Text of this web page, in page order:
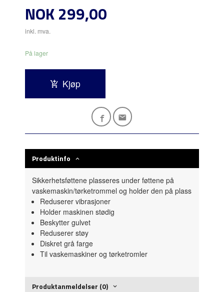
Pris
NOK299,00
inkl. mva.
På lager
Kjøp
Produktinfo
Sikkerhetsføttene plasseres under føttene på
vaskemaskin/tørketrommel og holder den på plass
Reduserer vibrasjoner
Holder maskinen stødig
Beskytter gulvet
Reduserer støy
Diskret grå farge
Til vaskemaskiner og tørketromler
Produktanmeldelser (0)